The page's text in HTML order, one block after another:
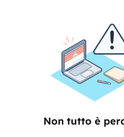
Non tutto è